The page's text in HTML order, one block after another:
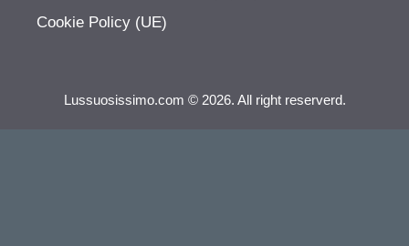
Cookie Policy (UE)
Lussuosissimo.com © 2026. All right reserverd.